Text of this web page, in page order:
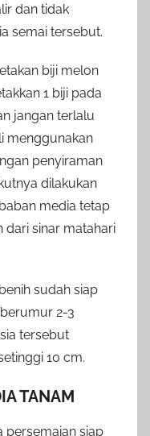
dan tidak
semai tersebut.
biji melon
1 biji pada
jangan terlalu
menggunakan
penyiraman
dilakukan
media tetap
dari sinar matahari
sudah siap
2-3
tersebut
10 cm.
TANAM
persemaian siap